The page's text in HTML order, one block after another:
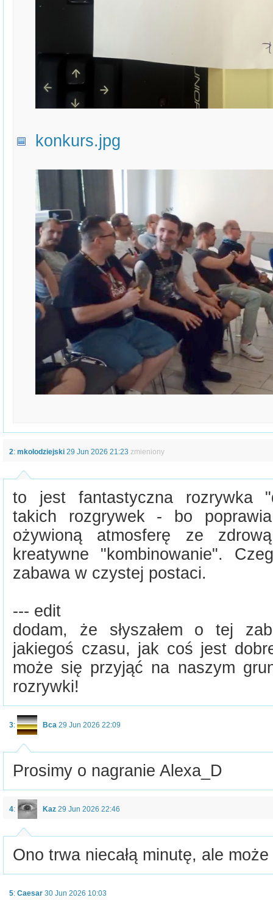
konkurs.jpg
2: mkolodziejski 29 Jun 2026 21:23 zmieniony
to jest fantastyczna rozrywka
takich rozgrywek - bo
ożywioną atmosferę ze
kreatywne "kombinowanie".
zabawa w czystej postaci.
--- edit
dodam, że słyszałem o tej
jakiegoś czasu, jak coś jest
może się przyjąć na naszym
rozrywki!
3: Bca 29 Jun 2026 22:09
Prosimy o nagranie Alexa_D
4: Kaz 29 Jun 2026 22:46
Ono trwa niecałą minutę, ale
5: Caesar 30 Jun 2026 10:03